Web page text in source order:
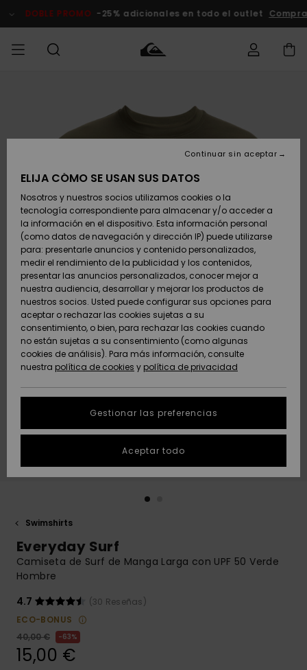
del
DOBLE PROMO -25% adicionales en todo el outlet Comprar
Zapatos y
chanclas
Surf
Snow
Novedades
Destacados
Zapatos y
chanclas
Surf
Snow
Novedades
Destacados
Destacados
Snow
SURF
Hombre
Highlights
Comunidad
SNOW
Snow
Hombre
Snow Niños
Tienda
Snow Mujer
Destacados
Comunidad
DOBLE
PROMO
Hombre
Outlet
Mujer
AYUDA &
CONTACTO
Envio
Devoluciones
Pago
Tarjeta de
regalo
Quiksilver
Freedom
Protección de
datos
personales
Inicia una
conversación
más rápida a
conversación
Encuentra
las preguntas
más
SOSTENIBILIDAD
Swimshirts
Everyday Surf
Camiseta de Surf de Manga Larga con UPF 50 Verde
Hombre
4.7
(30 Reseñas)
ECO-BONUS
40,00 €
63%
15,00 €
ELIJA CÓMO SE USAN SUS DATOS
Nosotros y nuestros socios utilizamos cookies o la
tecnología correspondiente para almacenar y/o acceder a
la información en el dispositivo. Esta información personal
(como datos de navegación y dirección IP) puede utilizarse
para: presentarle anuncios y contenido personalizados,
medir el rendimiento de la publicidad y los contenidos,
presentar las anuncios personalizados, conocer mejor a
nuestra audiencia, desarrollar y mejorar los productos de
nuestros socios. Usted puede configurar sus opciones para
aceptar o rechazar las cookies sujetas a su
consentimiento, o bien, para rechazar las cookies cuando
no están sujetas a su consentimiento (como algunas
cookies de análisis). Para más información, consulte
nuestra política de cookies y política de privacidad
Gestionar las preferencias
Continuar sin aceptar
Aceptar todo